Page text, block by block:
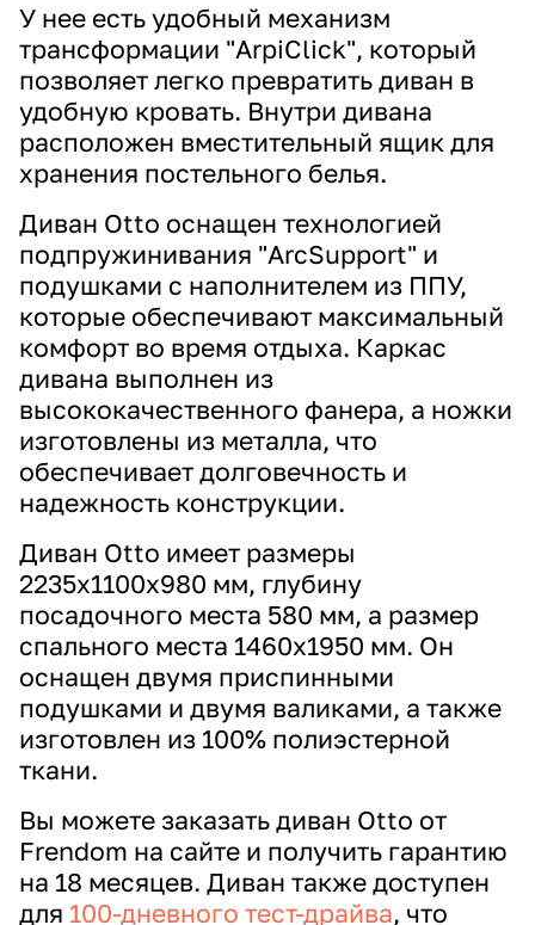
У нее есть удобный механизм
трансформации "ArpiClick", который
позволяет легко превратить диван в
удобную кровать. Внутри дивана
расположен вместительный ящик для
хранения постельного белья.
Диван Otto оснащен технологией
подпружинивания "ArcSupport" и
подушками с наполнителем из ППУ,
которые обеспечивают максимальный
комфорт во время отдыха. Каркас
дивана выполнен из
высококачественного фанера, а ножки
изготовлены из металла, что
обеспечивает долговечность и
надежность конструкции.
Диван Otto имеет размеры
2235х1100х980 мм, глубину
посадочного места 580 мм, а размер
спального места 1460х1950 мм. Он
оснащен двумя приспинными
подушками и двумя валиками, а также
изготовлен из 100% полиэстерной
ткани.
Вы можете заказать диван Otto от
Frendom на сайте и получить гарантию
на 18 месяцев. Диван также доступен
для 100-дневного тест-драйва, что